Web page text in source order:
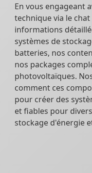
En vous engageant
technique via le
informations
systèmes de
batteries, nos
nos packages
photovoltaïques.
comment ces
pour créer des
et fiables pour
stockage d'énergie